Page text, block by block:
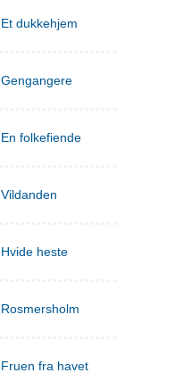
Et dukkehjem
Gengangere
En folkefiende
Vildanden
Hvide heste
Rosmersholm
Fruen fra havet